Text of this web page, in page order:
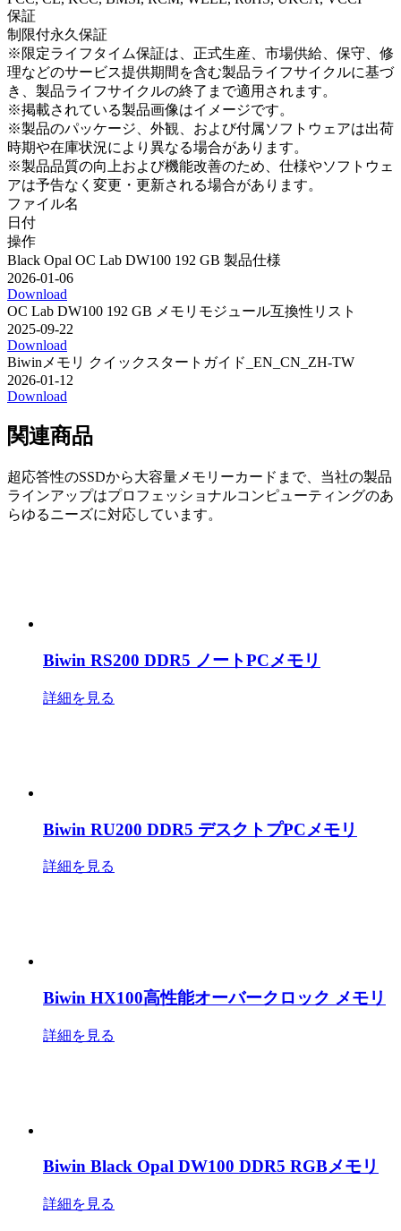
保証
制限付永久保証
※限定ライフタイム保証は、正式生産、市場供給、保守、修
理などのサービス提供期間を含む製品ライフサイクルに基づ
き、製品ライフサイクルの終了まで適用されます。
※掲載されている製品画像はイメージです。
※製品のパッケージ、外観、および付属ソフトウェアは出荷
時期や在庫状況により異なる場合があります。
※製品品質の向上および機能改善のため、仕様やソフトウェ
アは予告なく変更・更新される場合があります。
ファイル名
日付
操作
Black Opal OC Lab DW100 192 GB 製品仕様
2026-01-06
Download
OC Lab DW100 192 GB メモリモジュール互換性リスト
2025-09-22
Download
Biwinメモリ クイックスタートガイド_EN_CN_ZH-TW
2026-01-12
Download
関連商品
超応答性のSSDから大容量メモリーカードまで、当社の製品
ラインアップはプロフェッショナルコンピューティングのあ
らゆるニーズに対応しています。
Biwin RS200 DDR5 ノートPCメモリ
詳細を見る
Biwin RU200 DDR5 デスクトプPCメモリ
詳細を見る
Biwin HX100高性能オーバークロック メモリ
詳細を見る
Biwin Black Opal DW100 DDR5 RGBメモリ
詳細を見る